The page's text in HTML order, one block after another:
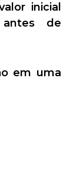
inicial
de
em uma